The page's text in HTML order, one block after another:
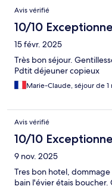
Avis vérifié
10/10
15 févr. 2025
Très bon séjour.
Pdtit déjeuner copieux
Marie-Claude, séjour de 1
Avis vérifié
10/10
9 nov. 2025
Tres bon hotel,
bain l'évier étais boucher.